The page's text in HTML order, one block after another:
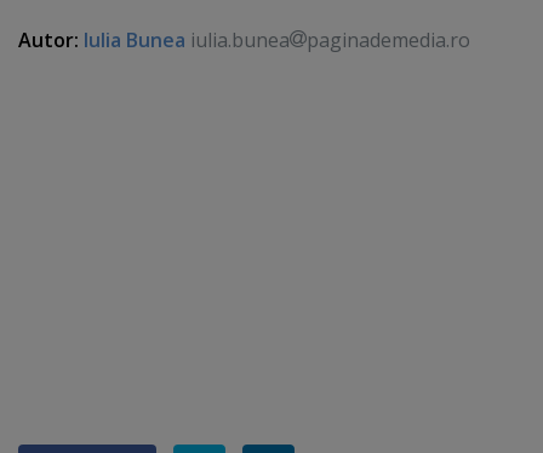
Autor: Iulia Bunea iulia.bunea paginademedia.ro